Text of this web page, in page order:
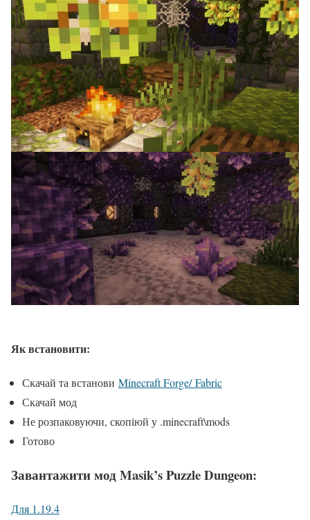
Як встановити:
Скачай та встанови Minecraft Forge/Fabric
Скачай мод
Не розпаковуючи, скопіюй у .minecraft\mods
Готово
Завантажити мод Masik’s Puzzle Dungeon:
Для 1.19.4